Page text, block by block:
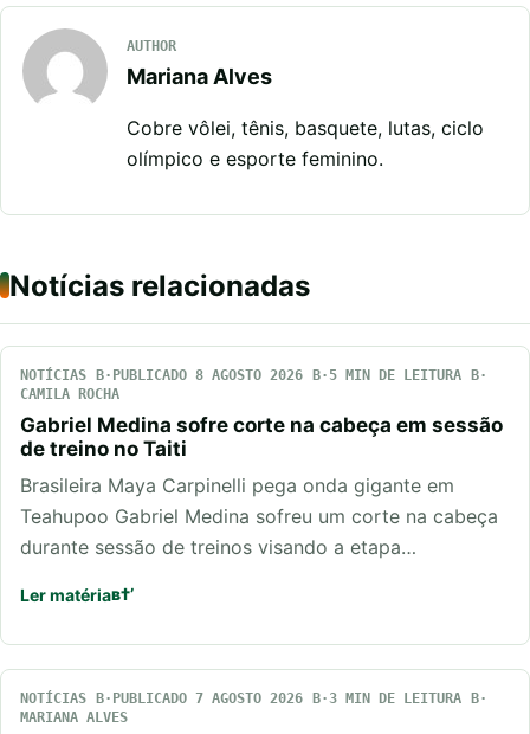
AUTHOR
Mariana Alves
Cobre vôlei, tênis, basquete, lutas, ciclo
olímpico e esporte feminino.
Notícias relacionadas
NOTÍCIAS PUBLICADO 8 AGOSTO 2026
5 MIN DE LEITURA
CAMILA ROCHA
Gabriel Medina sofre corte na cabeça em sessão
de treino no Taiti
Brasileira Maya Carpinelli pega onda gigante em
Teahupoo Gabriel Medina sofreu um corte na cabeça
durante sessão de treinos visando a etapa…
Ler matéria
NOTÍCIAS PUBLICADO 7 AGOSTO 2026
3 MIN DE LEITURA
MARIANA ALVES